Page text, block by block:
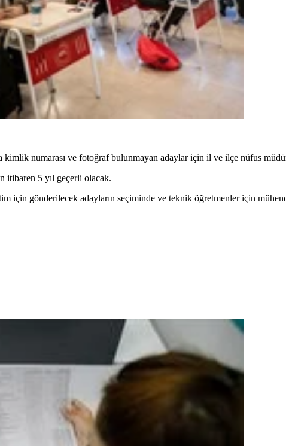
kimlik numarası ve fotoğraf bulunmayan adaylar için il ve ilçe nüfus
itibaren 5 yıl geçerli olacak.
için gönderilecek adayların seçiminde ve teknik öğretmenler için